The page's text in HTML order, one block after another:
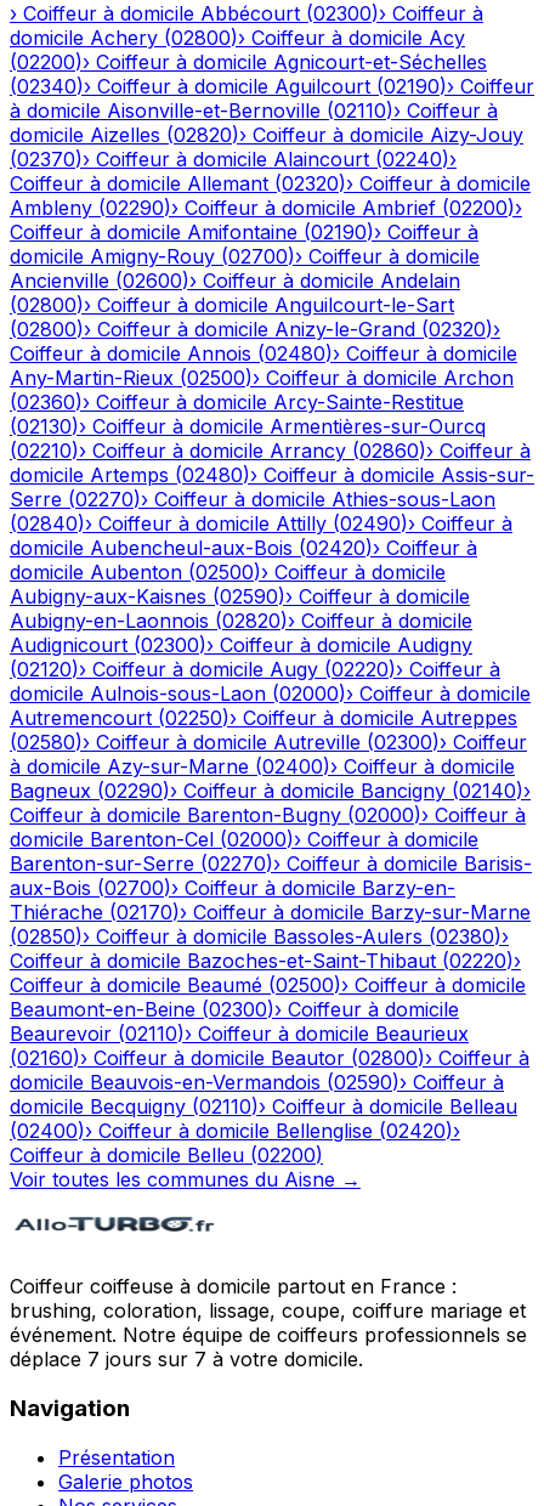
› Coiffeur à domicile Abbécourt (02300)› Coiffeur à
domicile Achery (02800)› Coiffeur à domicile Acy
(02200)› Coiffeur à domicile Agnicourt-et-Séchelles
(02340)› Coiffeur à domicile Aguilcourt (02190)› Coiffeur
à domicile Aisonville-et-Bernoville (02110)› Coiffeur à
domicile Aizelles (02820)› Coiffeur à domicile Aizy-Jouy
(02370)› Coiffeur à domicile Alaincourt (02240)›
Coiffeur à domicile Allemant (02320)› Coiffeur à domicile
Ambleny (02290)› Coiffeur à domicile Ambrief (02200)›
Coiffeur à domicile Amifontaine (02190)› Coiffeur à
domicile Amigny-Rouy (02700)› Coiffeur à domicile
Ancienville (02600)› Coiffeur à domicile Andelain
(02800)› Coiffeur à domicile Anguilcourt-le-Sart
(02800)› Coiffeur à domicile Anizy-le-Grand (02320)›
Coiffeur à domicile Annois (02480)› Coiffeur à domicile
Any-Martin-Rieux (02500)› Coiffeur à domicile Archon
(02360)› Coiffeur à domicile Arcy-Sainte-Restitue
(02130)› Coiffeur à domicile Armentières-sur-Ourcq
(02210)› Coiffeur à domicile Arrancy (02860)› Coiffeur à
domicile Artemps (02480)› Coiffeur à domicile Assis-sur-
Serre (02270)› Coiffeur à domicile Athies-sous-Laon
(02840)› Coiffeur à domicile Attilly (02490)› Coiffeur à
domicile Aubencheul-aux-Bois (02420)› Coiffeur à
domicile Aubenton (02500)› Coiffeur à domicile
Aubigny-aux-Kaisnes (02590)› Coiffeur à domicile
Aubigny-en-Laonnois (02820)› Coiffeur à domicile
Audignicourt (02300)› Coiffeur à domicile Audigny
(02120)› Coiffeur à domicile Augy (02220)› Coiffeur à
domicile Aulnois-sous-Laon (02000)› Coiffeur à domicile
Autremencourt (02250)› Coiffeur à domicile Autreppes
(02580)› Coiffeur à domicile Autreville (02300)› Coiffeur
à domicile Azy-sur-Marne (02400)› Coiffeur à domicile
Bagneux (02290)› Coiffeur à domicile Bancigny (02140)›
Coiffeur à domicile Barenton-Bugny (02000)› Coiffeur à
domicile Barenton-Cel (02000)› Coiffeur à domicile
Barenton-sur-Serre (02270)› Coiffeur à domicile Barisis-
aux-Bois (02700)› Coiffeur à domicile Barzy-en-
Thiérache (02170)› Coiffeur à domicile Barzy-sur-Marne
(02850)› Coiffeur à domicile Bassoles-Aulers (02380)›
Coiffeur à domicile Bazoches-et-Saint-Thibaut (02220)›
Coiffeur à domicile Beaumé (02500)› Coiffeur à domicile
Beaumont-en-Beine (02300)› Coiffeur à domicile
Beaurevoir (02110)› Coiffeur à domicile Beaurieux
(02160)› Coiffeur à domicile Beautor (02800)› Coiffeur à
domicile Beauvois-en-Vermandois (02590)› Coiffeur à
domicile Becquigny (02110)› Coiffeur à domicile Belleau
(02400)› Coiffeur à domicile Bellenglise (02420)›
Coiffeur à domicile Belleu (02200)
Voir toutes les communes du Aisne →
Coiffeur coiffeuse à domicile partout en France :
brushing, coloration, lissage, coupe, coiffure mariage et
événement. Notre équipe de coiffeurs professionnels se
déplace 7 jours sur 7 à votre domicile.
Navigation
Présentation
Galerie photos